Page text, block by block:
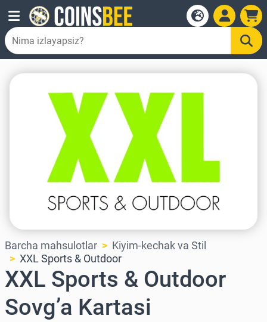
Barcha mahsulotlar
Kiyim-kechak va Stil
XXL Sports & Outdoor
XXL Sports & Outdoor
Sovg’a Kartasi